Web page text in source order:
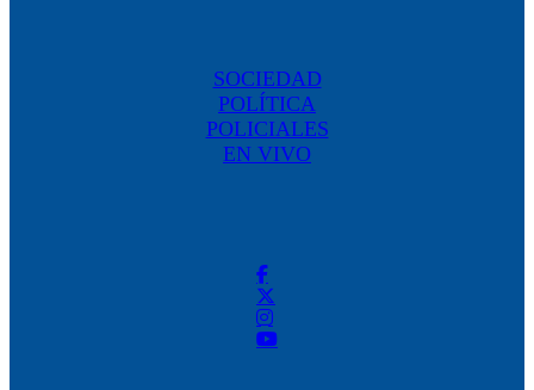
SOCIEDAD
POLÍTICA
POLICIALES
EN VIVO